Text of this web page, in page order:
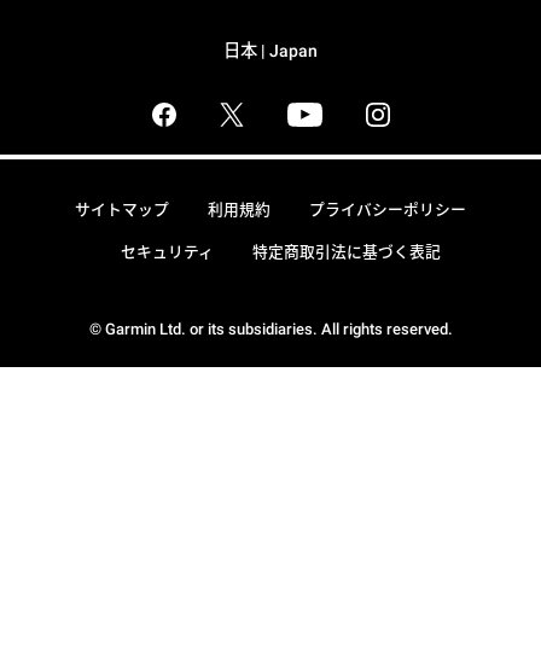
日本 | Japan
© Garmin Ltd. or its subsidiaries. All rights reserved.
サイトマップ 利用規約 プライバシーポリシー
セキュリティ 特定商取引法に基づく表記